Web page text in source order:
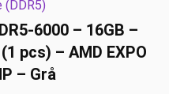
(DDR5)
6000 – 16GB –
pcs) – AMD EXPO
– Grå